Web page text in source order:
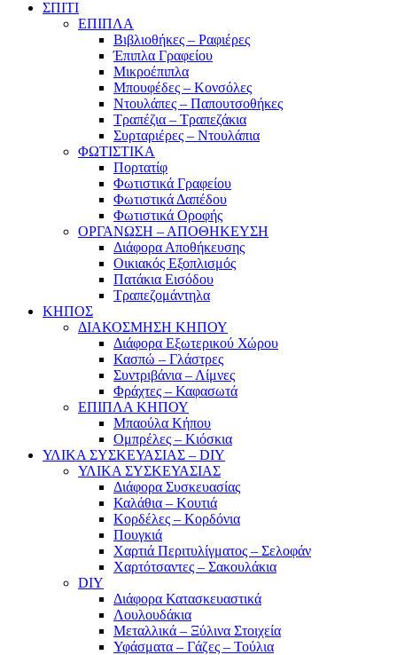
ΣΠΙΤΙ
ΕΠΙΠΛΑ
Βιβλιοθήκες – Ραφιέρες
Έπιπλα Γραφείου
Μικροέπιπλα
Μπουφέδες – Κονσόλες
Ντουλάπες – Παπουτσοθήκες
Τραπέζια – Τραπεζάκια
Συρταριέρες – Ντουλάπια
ΦΩΤΙΣΤΙΚΑ
Πορτατίφ
Φωτιστικά Γραφείου
Φωτιστικά Δαπέδου
Φωτιστικά Οροφής
ΟΡΓΑΝΩΣΗ – ΑΠΟΘΗΚΕΥΣΗ
Διάφορα Αποθήκευσης
Οικιακός Εξοπλισμός
Πατάκια Εισόδου
Τραπεζομάντηλα
ΚΗΠΟΣ
ΔΙΑΚΟΣΜΗΣΗ ΚΗΠΟΥ
Διάφορα Εξωτερικού Χώρου
Κασπώ – Γλάστρες
Συντριβάνια – Λίμνες
Φράχτες – Καφασωτά
ΕΠΙΠΛΑ ΚΗΠΟΥ
Μπαούλα Κήπου
Ομπρέλες – Κιόσκια
ΥΛΙΚΑ ΣΥΣΚΕΥΑΣΙΑΣ – DIY
ΥΛΙΚΑ ΣΥΣΚΕΥΑΣΙΑΣ
Διάφορα Συσκευασίας
Καλάθια – Κουτιά
Κορδέλες – Κορδόνια
Πουγκιά
Χαρτιά Περιτυλίγματος – Σελοφάν
Χαρτότσαντες – Σακουλάκια
DIY
Διάφορα Κατασκευαστικά
Λουλουδάκια
Μεταλλικά – Ξύλινα Στοιχεία
Υφάσματα – Γάζες – Τούλια